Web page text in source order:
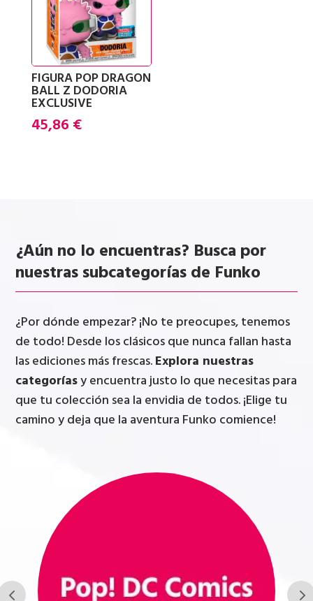
FIGURA POP DRAGON
BALL Z DODORIA
EXCLUSIVE
45,86 €
¿Aún no lo encuentras? Busca por
nuestras subcategorías de Funko
¿Por dónde empezar? ¡No te preocupes, tenemos
de todo! Desde los clásicos que nunca fallan hasta
las ediciones más frescas.Explora nuestras
categoríasy encuentra justo lo que necesitas para
que tu colección sea la envidia de todos. ¡Elige tu
camino y deja que la aventura Funko comience!